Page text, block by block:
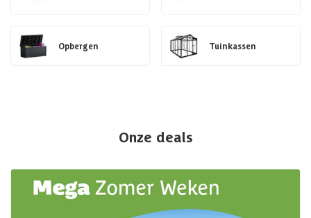
Opbergen Tuinkassen
Onze deals